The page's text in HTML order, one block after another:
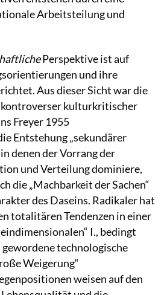
Arbeitsteilung und
Perspektive ist auf
und ihre
Aus dieser Sicht war die
kontroverser kulturkritischer
Freyer 1955
Entstehung „sekundärer
denen der Vorrang der
und Verteilung dominiere,
die „Machbarkeit der Sachen“
des Daseins. Radikaler hat
totalitären Tendenzen in einer
I., bedingt
technologische
Weigerung“
weisen auf den